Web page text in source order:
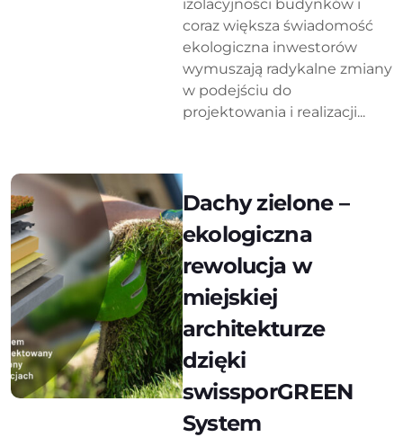
izolacyjności budynków i
coraz większa świadomość
ekologiczna inwestorów
wymuszają radykalne zmiany
w podejściu do
projektowania i realizacji...
Dachy zielone –
ekologiczna
rewolucja w
miejskiej
architekturze
dzięki
swissporGREEN
System